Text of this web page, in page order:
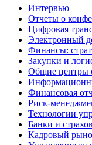
Интервью
Отчеты о
Цифровая
Электронный
Финансы:
Закупки и
Общие центры
Финансовая
Риск-
Технологии
Банки и
Кадровый